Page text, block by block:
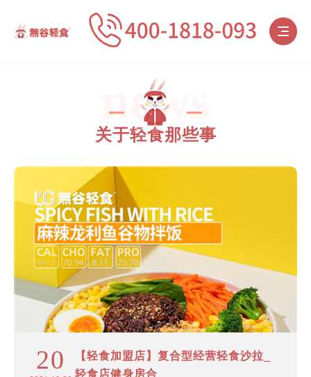
news
关于轻食那些事
20
【轻食加盟店】复合型经营轻食沙拉_
轻食店健身房合